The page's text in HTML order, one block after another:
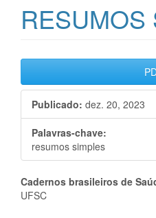
RESUMOS
Barra
lateral
de
artigos
Publicado: dez. 20, 2023
Palavras-chave:
resumos simples
Conteúdo
Cadernos brasileiros de
UFSC